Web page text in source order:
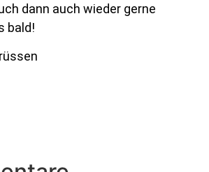
dann auch wieder gerne
bald!